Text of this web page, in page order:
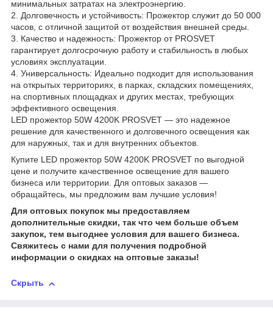
минимальных затратах на электроэнергию.
2. Долговечность и устойчивость: Прожектор служит до 50 000
часов, с отличной защитой от воздействия внешней среды.
3. Качество и надежность: Прожектор от PROSVET
гарантирует долгосрочную работу и стабильность в любых
условиях эксплуатации.
4. Универсальность: Идеально подходит для использования
на открытых территориях, в парках, складских помещениях,
на спортивных площадках и других местах, требующих
эффективного освещения.
LED прожектор 50W 4200K PROSVET — это надежное
решение для качественного и долговечного освещения как
для наружных, так и для внутренних объектов.
Купите LED прожектор 50W 4200K PROSVET по выгодной
цене и получите качественное освещение для вашего
бизнеса или территории. Для оптовых заказов —
обращайтесь, мы предложим вам лучшие условия!
Для оптовых покупок мы предоставляем
дополнительные скидки, так что чем больше объем
закупок, тем выгоднее условия для вашего бизнеса.
Свяжитесь с нами для получения подробной
информации о скидках на оптовые заказы!
Скрыть